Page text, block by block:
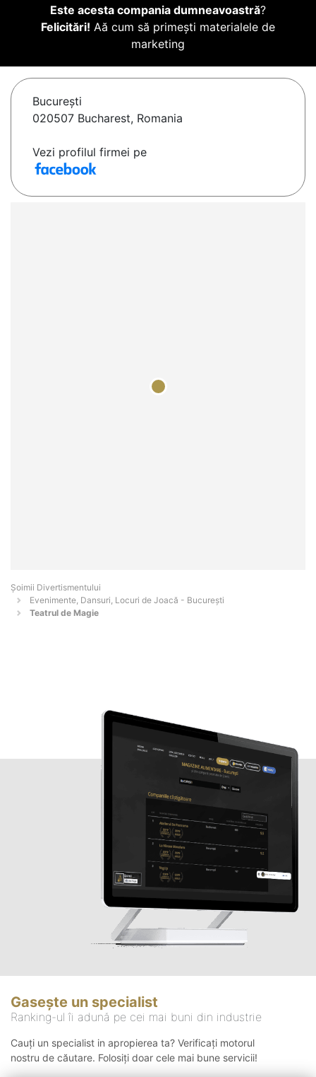
Este acesta compania dumneavoastră?
Felicitări! Aă cum să primești materialele de
marketing
Bucureşti
020507 Bucharest, Romania
Vezi profilul firmei pe
Şoimii Divertismentului
Evenimente, Dansuri, Locuri de Joacă - Bucureşti
Teatrul de Magie
Gasește un specialist
Ranking-ul îi adună pe cei mai buni din industrie
Cauți un specialist in apropierea ta? Verificați motorul
nostru de căutare. Folosiți doar cele mai bune servicii!